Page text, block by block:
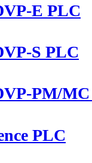
E PLC
S PLC
PM/
PLC